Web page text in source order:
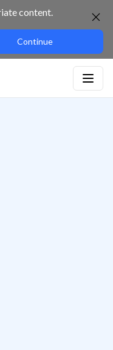
content.
Continue